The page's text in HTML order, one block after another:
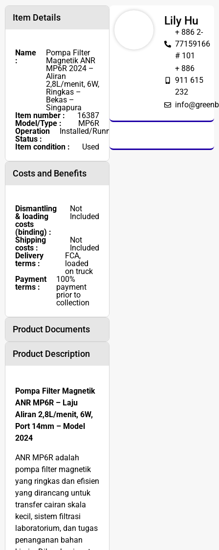
Item Details
Name
:
Pompa Filter
Magnetik ANR
MP6R 2024 –
Aliran
2,8L/menit, 6W,
Ringkas –
Bekas –
Singapura
Item number :
16387
Model/Type :
MP6R
Operation
Status :
Installed/Running
Item condition :
Used
Costs and Benefits
Dismantling
& loading
costs
(binding) :
Not
Included
Shipping
costs :
Not
Included
Delivery
terms :
FCA,
loaded
on truck
Payment
terms :
100%
payment
prior to
collection
Product Documents
Product Description
Pompa Filter Magnetik
ANR MP6R – Laju
Aliran 2,8L/menit, 6W,
Port 14mm – Model
2024
ANR MP6R adalah
pompa filter magnetik
yang ringkas dan efisien
yang dirancang untuk
transfer cairan skala
kecil, sistem filtrasi
laboratorium, dan tugas
penanganan bahan
Lily Hu
+ 886 2-
77159166
# 101
+ 886
911 615
232